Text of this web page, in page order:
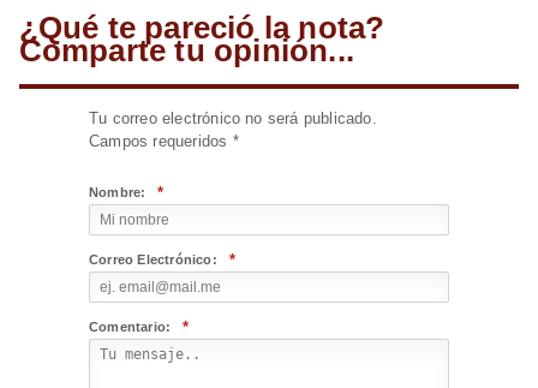
¿Qué te pareció la nota?
Comparte tu opinión...
Tu correo electrónico no será publicado.
Campos requeridos *
Nombre: *
Correo Electrónico: *
Comentario: *